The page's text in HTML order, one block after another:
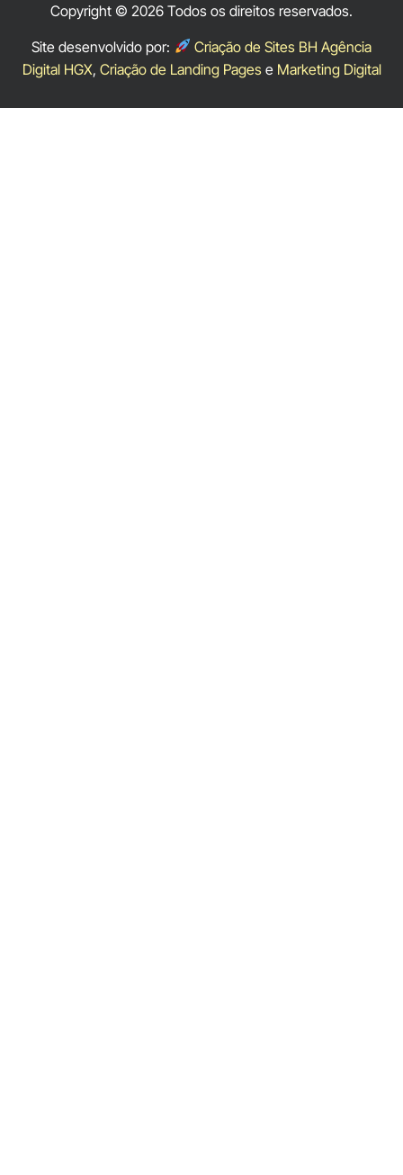
Copyright © 2026 Todos os direitos reservados.
Site desenvolvido por:
Criação de Sites BH Agência
Digital HGX, Criação de Landing Pagese Marketing Digital